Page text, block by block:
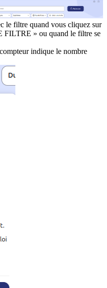
le filtre quand vous cliquez sur
» ou quand le filtre se
indique le nombre